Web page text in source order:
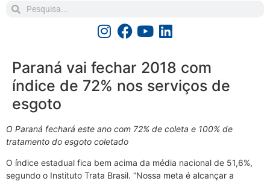
Paraná vai fechar 2018 com
índice de 72% nos serviços de
esgoto
O Paraná fechará este ano com 72% de coleta e 100% de
tratamento do esgoto coletado
O índice estadual fica bem acima da média nacional de 51,6%,
segundo o Instituto Trata Brasil. “Nossa meta é alcançar a